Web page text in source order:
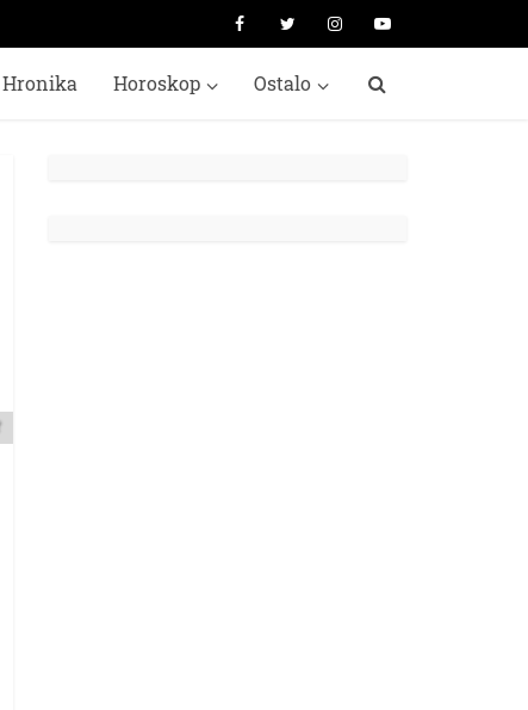
Hronika Horoskop Ostalo